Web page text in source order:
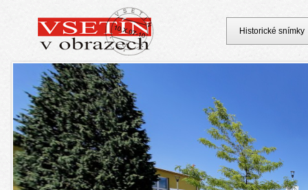
Historické snímky